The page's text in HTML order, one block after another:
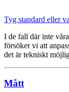
Tyg standard eller
I de fall där inte
försöker vi att
det är tekniskt
Mått